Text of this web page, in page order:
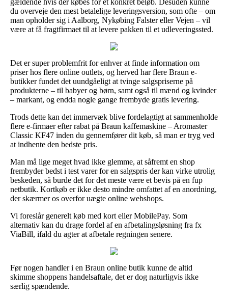
du overveje den mest betalelige leveringsversion, som ofte – om
man opholder sig i Aalborg, Nykøbing Falster eller Vejen – vil
være at få fragtfirmaet til at levere pakken til et udleveringssted.
Det er super problemfrit for enhver at finde information om
priser hos flere online outlets, og herved har flere Braun e-
butikker fundet det uundgåeligt at tvinge salgspriserne på
produkterne – til babyer og børn, samt også til mænd og kvinder
– markant, og endda nogle gange frembyde gratis levering.
Trods dette kan det immervæk blive fordelagtigt at sammenholde
flere e-firmaer efter rabat på Braun kaffemaskine – Aromaster
Classic KF47 inden du gennemfører dit køb, så man er tryg ved
at indhente den bedste pris.
Man må lige meget hvad ikke glemme, at såfremt en shop
frembyder bedst i test varer for en salgspris der kan virke utrolig
beskeden, så burde det for det meste være et bevis på en fup
netbutik. Kortkøb er ikke desto mindre omfattet af en anordning,
der skærmer os overfor uægte online webshops.
Vi foreslår generelt køb med kort eller MobilePay. Som
alternativ kan du drage fordel af en afbetalingsløsning fra fx
ViaBill, ifald du agter at afbetale regningen senere.
Før nogen handler i en Braun online butik kunne de altid
skimme shoppens handelsaftale, det er dog naturligvis ikke
særlig spændende.